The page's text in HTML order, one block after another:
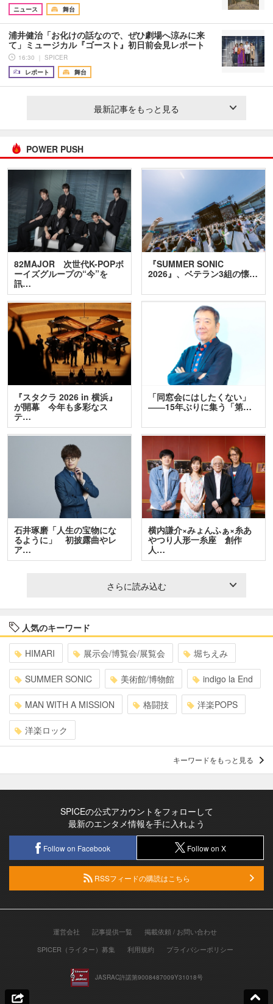
ニュース
舞台
浦井健治「お化けの話なので、ぜひ劇場へ涼みに来
て」ミュージカル『ゴースト』初日前会見レポート
16:30 ｜ SPICER
レポート
舞台
最新記事をもっと見る
POWER PUSH
82MAJOR 次世代K-POPボ
ーイズグループの“今”を
訊…
『SUMMER SONIC
2026』、ベテラン3組の懐…
『スタクラ 2026 in 横浜』
が開幕 今年も多彩なス
テ…
「同窓会にはしたくない」
――15年ぶりに集う「第…
石井琢磨「人生の宝物にな
るように」 初披露曲やレ
ア…
横内謙介×みょんふぁ×糸あ
やつり人形一糸座 創作
人…
さらに読み込む
人気のキーワード
HIMARI 展示会/博覧会/展覧会 堀ちえみ
SUMMER SONIC 美術館/博物館 indigo la End
MAN WITH A MISSION 格闘技 洋楽POPS
洋楽ロック
キーワードをもっと見る
SPICEの公式アカウントをフォローして
最新のエンタメ情報を手に入れよう
Follow on Facebook Follow on X
RSSフィードの購読はこちら
運営会社 記事提供一覧
掲載依頼 / お問い合わせ
SPICER（ライター）募集
利用規約 プライバシーポリシー
JASRAC許諾第9008487009Y31018号